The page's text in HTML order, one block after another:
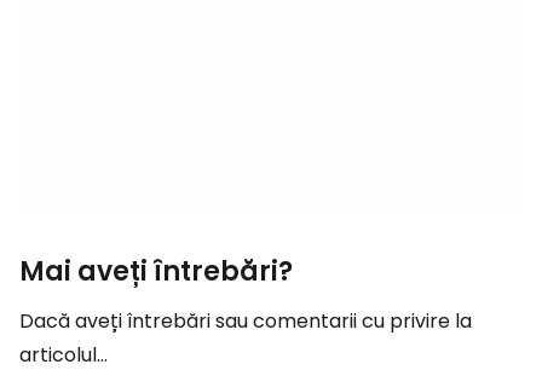
Mai aveți întrebări?
Dacă aveți întrebări sau comentarii cu privire la
articolul...